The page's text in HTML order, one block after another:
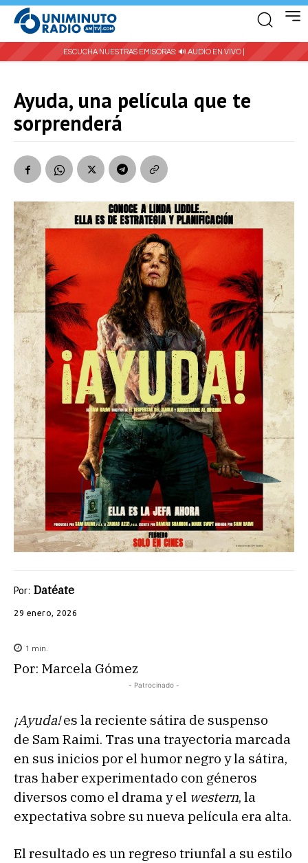
ESCUCHA NUESTRAS EMISORAS: 🔊 AUDIO EN VIVO |
Ayuda, una película que te
sorprenderá
Por: Datéate
29 enero, 2026
1 min.
Por: Marcela Gómez
- Patrocinado -
¡Ayuda!es la reciente sátira de suspenso
de Sam Raimi. Tras una trayectoria marcada
en sus inicios por el humor negro y la sátira,
tras haber experimentado con géneros
diversos como el drama y el western, la
expectativa sobre su nueva película era alta.
El resultado es un regreso triunfal a su estilo